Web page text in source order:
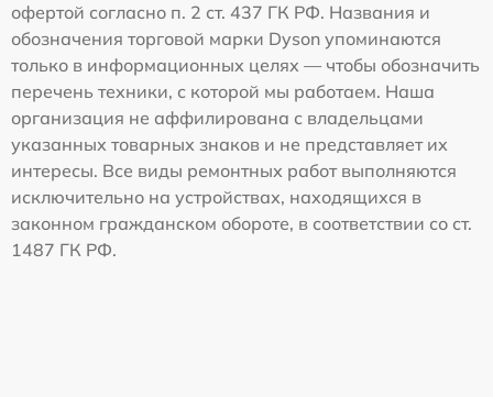
офертой согласно п. 2 ст. 437 ГК РФ. Названия и
обозначения торговой марки Dyson упоминаются
только в информационных целях — чтобы обозначить
перечень техники, с которой мы работаем. Наша
организация не аффилирована с владельцами
указанных товарных знаков и не представляет их
интересы. Все виды ремонтных работ выполняются
исключительно на устройствах, находящихся в
законном гражданском обороте, в соответствии со ст.
1487 ГК РФ.